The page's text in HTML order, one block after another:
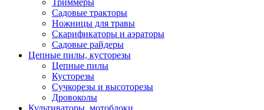
Триммеры
Садовые тракторы
Ножницы для травы
Скарификаторы и аэраторы
Садовые райдеры
Цепные пилы, кусторезы
Цепные пилы
Кусторезы
Сучкорезы и высоторезы
Дровоколы
Культиваторы, мотоблоки